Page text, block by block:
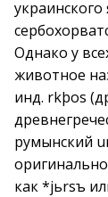
Однако у
животное
инд. rkþos
румынский
как *jьrsъ